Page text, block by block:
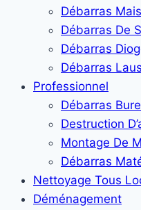
Débarras
Débarras De
Débarras
Débarras
Professionnel
Débarras
Destruction
Montage De
Débarras
Nettoyage Tous
Déménagement